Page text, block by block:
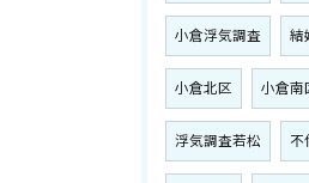
小倉浮気調査 結
小倉北区 小倉南
浮気調査若松 不